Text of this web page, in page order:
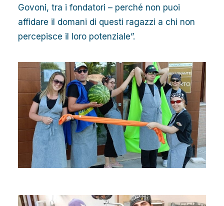
Govoni, tra i fondatori – perché non puoi
affidare il domani di questi ragazzi a chi non
percepisce il loro potenziale”.